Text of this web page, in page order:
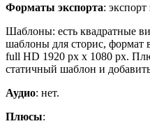
Форматы экспорта:
Шаблоны: есть квадратные
шаблоны для сторис, формат
full HD 1920 рх х 1080 рх.
статичный шаблон и
Аудио: нет.
Плюсы: